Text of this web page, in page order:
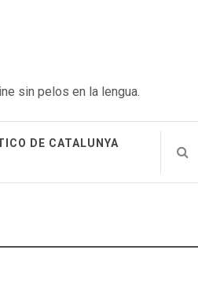
sin pelos en la lengua.
DE CATALUNYA